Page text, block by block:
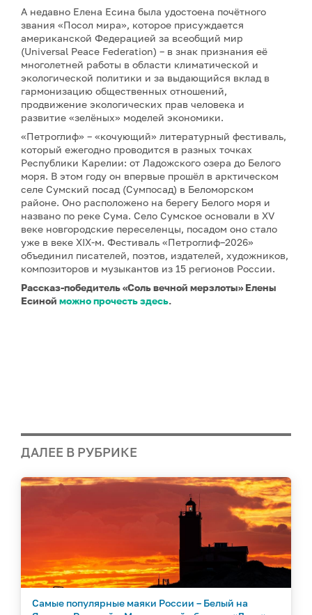
А недавно Елена Есина была удостоена почётного
звания «Посол мира», которое присуждается
американской Федерацией за всеобщий мир
(Universal Peace Federation) – в знак признания её
многолетней работы в области климатической и
экологической политики и за выдающийся вклад в
гармонизацию общественных отношений,
продвижение экологических прав человека и
развитие «зелёных» моделей экономики.
«Петроглиф» – «кочующий» литературный фестиваль,
который ежегодно проводится в разных точках
Республики Карелии: от Ладожского озера до Белого
моря. В этом году он впервые прошёл в арктическом
селе Сумский посад (Сумпосад) в Беломорском
районе. Оно расположено на берегу Белого моря и
названо по реке Сума. Село Сумское основали в XV
веке новгородские переселенцы, посадом оно стало
уже в веке XIX-м. Фестиваль «Петроглиф–2026»
объединил писателей, поэтов, издателей, художников,
композиторов и музыкантов из 15 регионов России.
Рассказ-победитель «Соль вечной мерзлоты» Елены
Есиной можно прочесть здесь.
ДАЛЕЕ В РУБРИКЕ
Самые популярные маяки России – Белый на